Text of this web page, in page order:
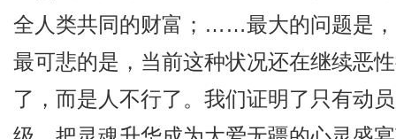
全人类共同的财富；……最大的问题是
最可悲的是，当前这种状况还在继续
了，而是人不行了。我们证明了只有动